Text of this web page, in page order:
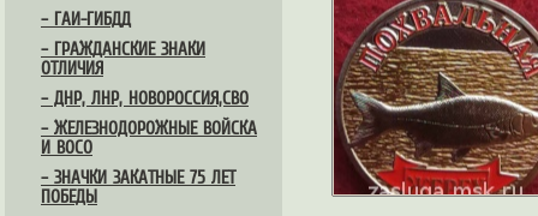
– ГАИ-ГИБДД
– ГРАЖДАНСКИЕ ЗНАКИ
ОТЛИЧИЯ
– ДНР, ЛНР, НОВОРОССИЯ,СВО
– ЖЕЛЕЗНОДОРОЖНЫЕ ВОЙСКА
И ВОСО
– ЗНАЧКИ ЗАКАТНЫЕ 75 ЛЕТ
ПОБЕДЫ